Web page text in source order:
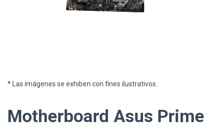
* Las imágenes se exhiben con fines ilustrativos.
Motherboard Asus Prime